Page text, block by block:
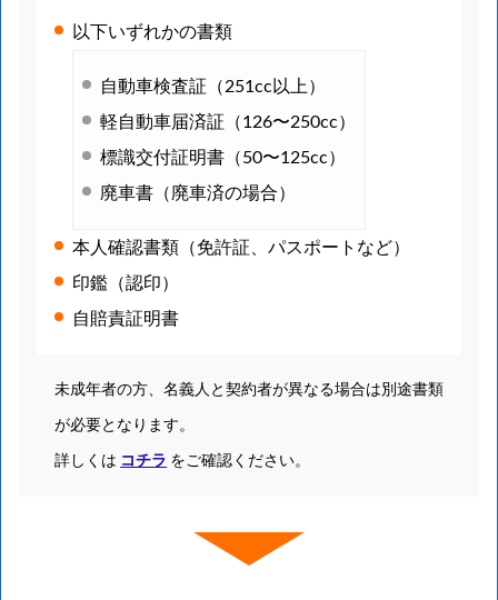
以下いずれかの書類
自動車検査証（251cc以上）
軽自動車届済証（126〜250cc）
標識交付証明書（50〜125cc）
廃車書（廃車済の場合）
本人確認書類（免許証、パスポートなど）
印鑑（認印）
自賠責証明書
未成年者の方、名義人と契約者が異なる場合は別途書類
が必要となります。
詳しくは コチラ をご確認ください。